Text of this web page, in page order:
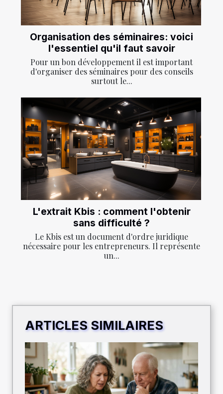
Organisation des séminaires: voici
l'essentiel qu'il faut savoir
Pour un bon développement il est important
d'organiser des séminaires pour des conseils
surtout le...
L'extrait Kbis : comment l'obtenir
sans difficulté ?
Le Kbis est un document d'ordre juridique
nécessaire pour les entrepreneurs. Il représente
un...
ARTICLES SIMILAIRES